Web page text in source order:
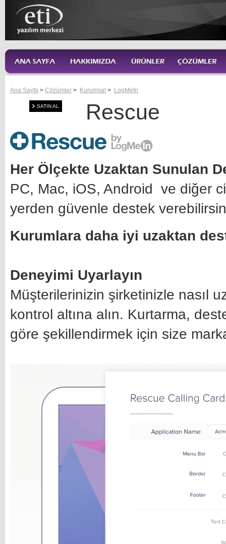
Ana Sayfa > Çözümler > Kurumsal > LogMeIn
SATIN AL Rescue
Her Ölçekte Uzaktan Sunulan
PC, Mac, iOS, Android ve diğer
yerden güvenle destek
Kurumlara daha iyi uzaktan
Deneyimi Uyarlayın
Müşterilerinizin şirketinizle nasıl
kontrol altına alın. Kurtarma,
göre şekillendirmek için size